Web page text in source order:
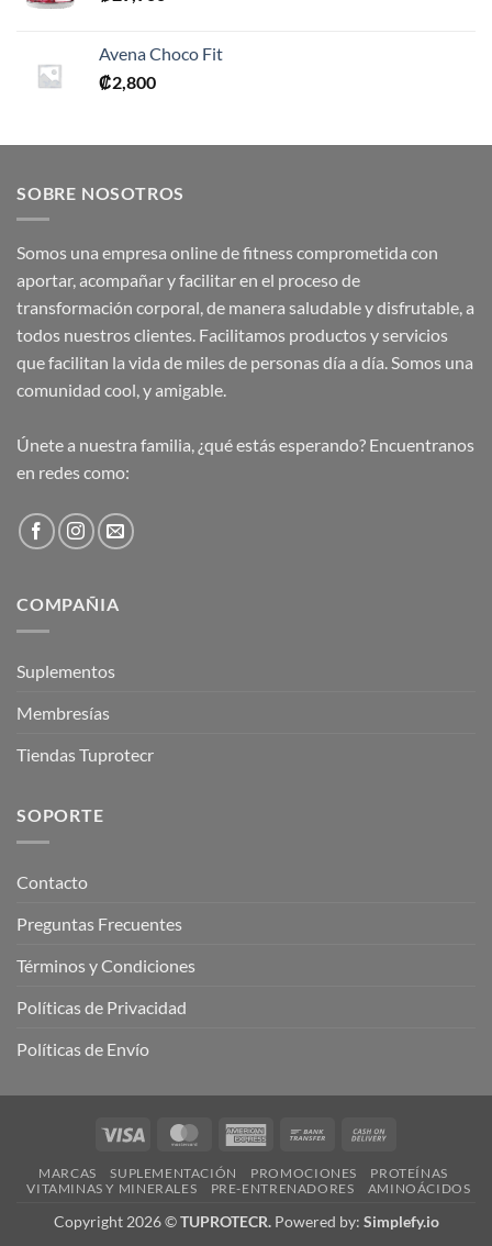
Avena Choco Fit
₡2,800
SOBRE NOSOTROS
Somos una empresa online de fitness comprometida con
aportar, acompañar y facilitar en el proceso de
transformación corporal, de manera saludable y disfrutable, a
todos nuestros clientes. Facilitamos productos y servicios
que facilitan la vida de miles de personas día a día. Somos una
comunidad cool, y amigable.
Únete a nuestra familia, ¿qué estás esperando? Encuentranos
en redes como:
COMPAÑIA
Suplementos
Membresías
Tiendas Tuprotecr
SOPORTE
Contacto
Preguntas Frecuentes
Términos y Condiciones
Políticas de Privacidad
Políticas de Envío
Visa MasterCardAmerican
Bank
Delivery
MARCAS SUPLEMENTACIÓN PROMOCIONES
PROTEÍNAS
VITAMINAS Y MINERALES
PRE-ENTRENADORES AMINOÁCIDOS
Copyright 2026 ©TUPROTECR. Powered by: Simplefy.io